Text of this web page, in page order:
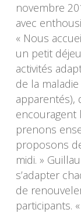
novembre
avec
« Nous
un petit
activités
de la
apparentés),
encouragent
prenons
proposons
midi. »
s’adapter
de
participants.